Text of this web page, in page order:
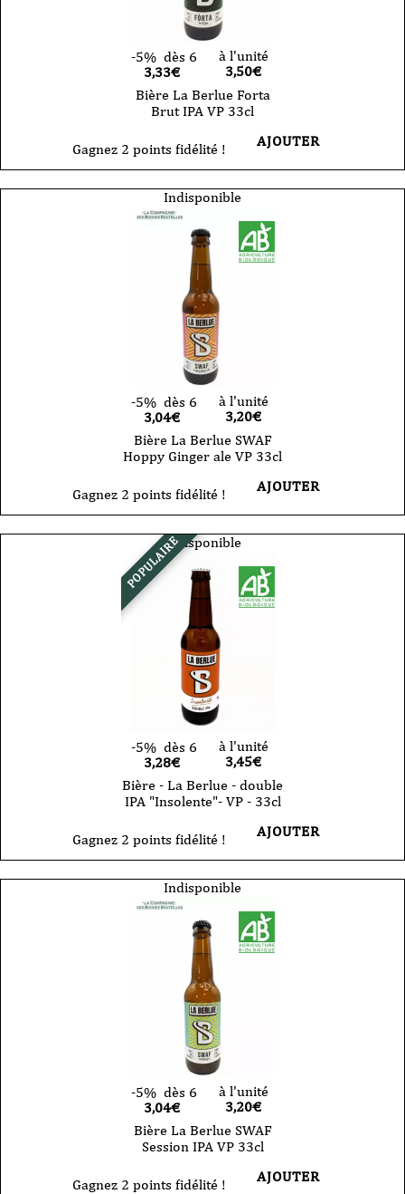
-5% dès 6
3,33€
à l'unité
3,50€
Bière La Berlue Forta
Brut IPA VP 33cl
Gagnez 2 points fidélité ! AJOUTER
Indisponible
-5% dès 6
3,04€
à l'unité
3,20€
Bière La Berlue SWAF
Hoppy Ginger ale VP 33cl
Gagnez 2 points fidélité ! AJOUTER
POPULAIREIndisponible
-5% dès 6
3,28€
à l'unité
3,45€
Bière - La Berlue - double
IPA "Insolente"- VP - 33cl
Gagnez 2 points fidélité ! AJOUTER
Indisponible
-5% dès 6
3,04€
à l'unité
3,20€
Bière La Berlue SWAF
Session IPA VP 33cl
Gagnez 2 points fidélité ! AJOUTER